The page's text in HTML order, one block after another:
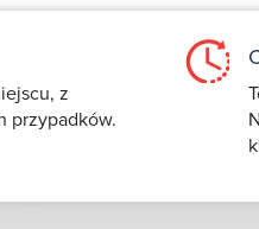
z
przypadków.